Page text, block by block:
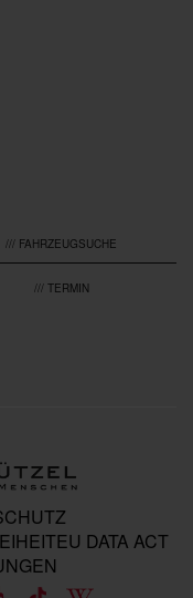
/// FAHRZEUGSUCHE
/// TERMIN
EU DATA ACT